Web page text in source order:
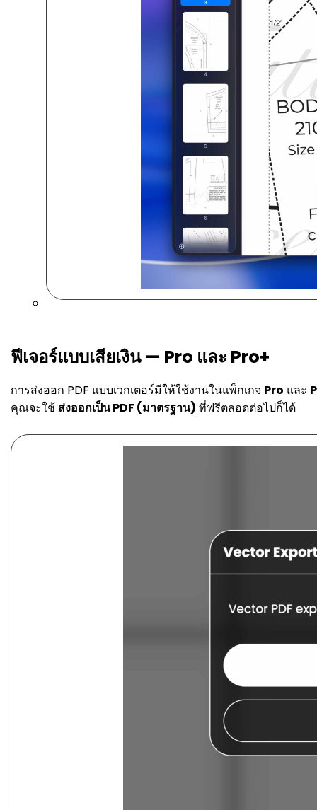
ฟีเจอร์แบบเสียเงิน — Pro และ Pro+
การส่งออก PDF แบบเวกเตอร์มีให้ใช้งานในแพ็กเกจ Pro และ
คุณจะใช้ ส่งออกเป็น PDF (มาตรฐาน) ที่ฟรีตลอดต่อไปก็ได้